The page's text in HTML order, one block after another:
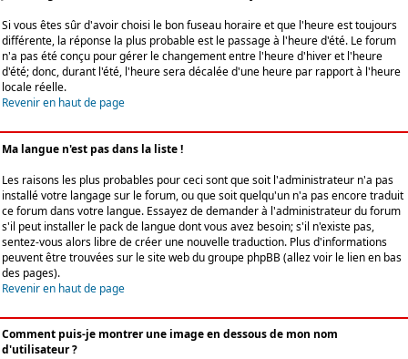
Si vous êtes sûr d'avoir choisi le bon fuseau horaire et que l'heure est toujours
différente, la réponse la plus probable est le passage à l'heure d'été. Le forum
n'a pas été conçu pour gérer le changement entre l'heure d'hiver et l'heure
d'été; donc, durant l'été, l'heure sera décalée d'une heure par rapport à l'heure
locale réelle.
Revenir en haut de page
Ma langue n'est pas dans la liste !
Les raisons les plus probables pour ceci sont que soit l'administrateur n'a pas
installé votre langage sur le forum, ou que soit quelqu'un n'a pas encore traduit
ce forum dans votre langue. Essayez de demander à l'administrateur du forum
s'il peut installer le pack de langue dont vous avez besoin; s'il n'existe pas,
sentez-vous alors libre de créer une nouvelle traduction. Plus d'informations
peuvent être trouvées sur le site web du groupe phpBB (allez voir le lien en bas
des pages).
Revenir en haut de page
Comment puis-je montrer une image en dessous de mon nom
d'utilisateur ?